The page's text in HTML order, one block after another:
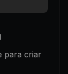
para criar